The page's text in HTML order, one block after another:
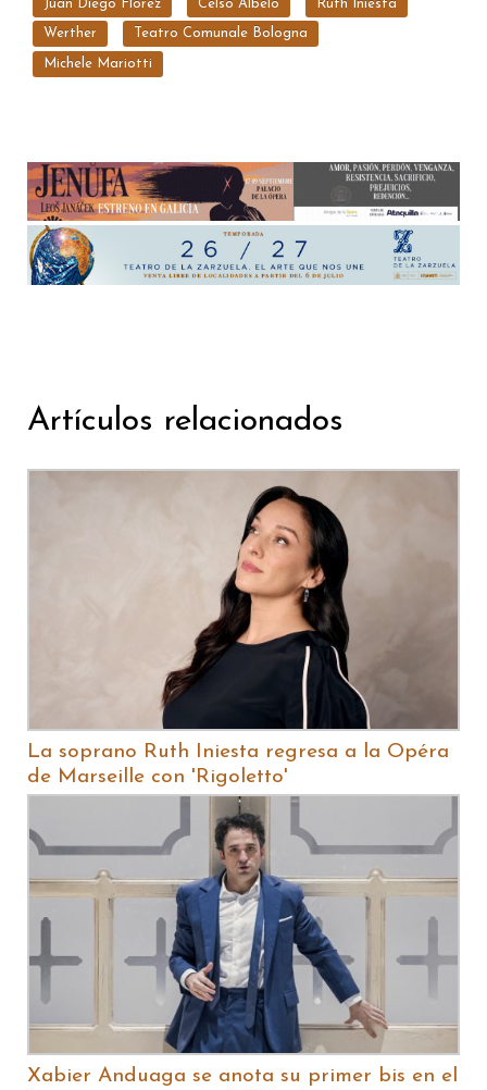
Juan Diego Flórez Celso Albelo Ruth Iniesta
Werther Teatro Comunale Bologna
Michele Mariotti
Artículos relacionados
La soprano Ruth Iniesta regresa a la Opéra
de Marseille con 'Rigoletto'
Xabier Anduaga se anota su primer bis en el